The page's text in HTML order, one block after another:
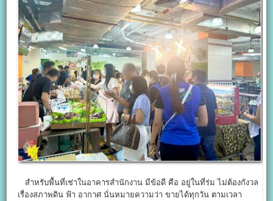
สำหรับพื้นที่เช่าในอาคารสำนักงาน มีข้อดี คือ อยู่ในที่ร่ม ไม่ต้องกังวล
เรื่องสภาพดิน ฟ้า อากาศ นั่นหมายความว่า ขายได้ทุกวัน ตามเวลา